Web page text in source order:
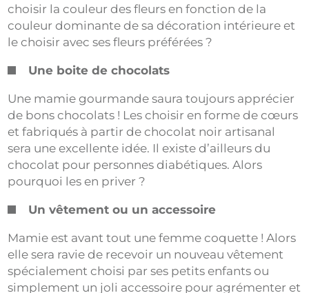
choisir la couleur des fleurs en fonction de la
couleur dominante de sa décoration intérieure et
le choisir avec ses fleurs préférées ?
Une boite de chocolats
Une mamie gourmande saura toujours apprécier
de bons chocolats ! Les choisir en forme de cœurs
et fabriqués à partir de chocolat noir artisanal
sera une excellente idée. Il existe d’ailleurs du
chocolat pour personnes diabétiques. Alors
pourquoi les en priver ?
Un vêtement ou un accessoire
Mamie est avant tout une femme coquette ! Alors
elle sera ravie de recevoir un nouveau vêtement
spécialement choisi par ses petits enfants ou
simplement un joli accessoire pour agrémenter et